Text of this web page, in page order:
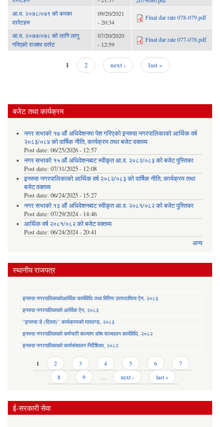
आ.व. २०७८/०७९ को करका
दररेटहरु
09/20/2021
- 20:34
Final dar rate 078-079.pdf
आ.व. २०७७/०७८ को लागि लागु
गरिएको राजश्व दररेट
07/20/2020
- 12:59
Final dar rate 077-078.pdf
1 2 next › last »
बजेट तथा कार्यक्रम
नगर सभाको १७ औं अधिवेशनमा पेश गरिएको इनरुवा नगरपालिकाको आर्थिक वर्ष
२०८३/०८४ को वार्षिक नीति, कार्यक्रम तथा बजेट वक्तव्य
Post date: 06/25/2026 - 12:57
नगर सभाको १५ औं अधिवेशनबाट स्वीकृत आ.व. २०८२/०८३ को बजेट पुस्तिका
Post date: 07/31/2025 - 12:08
इनरुवा नगरपालिकाको आर्थिक वर्ष २०८२/०८३ को वार्षिक नीति, कार्यक्रम तथा
बजेट वक्तव्य
Post date: 06/24/2025 - 15:27
नगर सभाको १३ औं अधिवेशनबाट स्वीकृत आ.व. २०८१/०८२ को बजेट पुस्तिका
Post date: 07/29/2024 - 14:46
आर्थिक वर्ष २०८१/०८२ को बजेट वक्तव्य
Post date: 06/24/2024 - 20:41
अन्य
स्थानीय राजपत्र
इनरुवा नगरपालिकाकोआर्थिक कार्यविधि तथा वित्तिय उत्तरदायित्व ऐन, २०८३
इनरुवा नगरपालिकाको आर्थिक ऐन, २०८३
“इनरुवा डे (दिवस)” कार्यक्रमको मापदण्ड, २०८३
इनरुवा नगरपालिकाको कर्मचारी कल्याण कोष सञ्चालन कार्यविधि, २०८२
इनरुवा नगरपालिकाको कार्यसंचालन निर्देशिका, २०८२
Pages1 2 3 4 5 6
7
8
9 … next › last »
ई-सरकारी सेवा